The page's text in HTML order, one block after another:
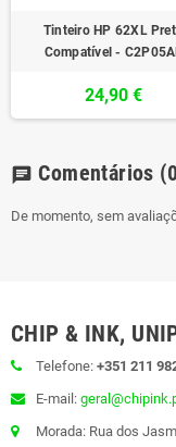
Tinteiro HP 62XL
Compatível -
24,90 €
chat Comentários
De momento, sem
CHIP & INK,
Telefone: +351 211
E-mail:
Morada: Rua dos